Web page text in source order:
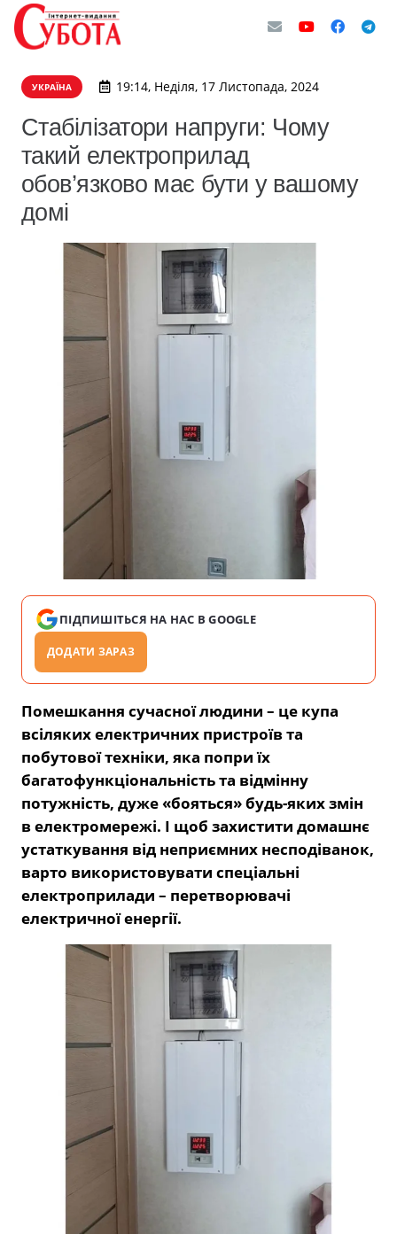
УКРАЇНА 19:14, Неділя, 17 Листопада, 2024
Стабілізатори напруги: Чому
такий електроприлад
обов’язково має бути у вашому
домі
ПІДПИШІТЬСЯ НА НАС В GOOGLE
ДОДАТИ ЗАРАЗ
Помешкання сучасної людини – це купа
всіляких електричних пристроїв та
побутової техніки, яка попри їх
багатофункціональність та відмінну
потужність, дуже «бояться» будь-яких змін
в електромережі. І щоб захистити домашнє
устаткування від неприємних несподіванок,
варто використовувати спеціальні
електроприлади – перетворювачі
електричної енергії.